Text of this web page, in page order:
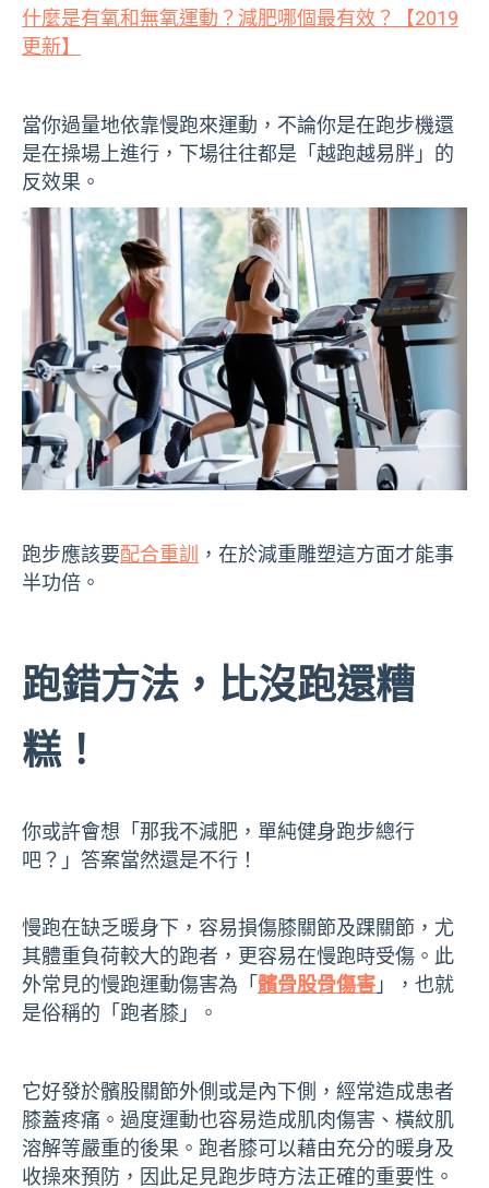
什麼是有氧和無氧運動？減肥哪個最有效？【2019
更新】
當你過量地依靠慢跑來運動，不論你是在跑步機還
是在操場上進行，下場往往都是「越跑越易胖」的
反效果。
跑步應該要配合重訓 ，在於減重雕塑這方面才能事
半功倍。
跑錯方法，比沒跑還糟
糕！
你或許會想「那我不減肥，單純健身跑步總行
吧？」答案當然還是不行！
慢跑在缺乏暖身下，容易損傷膝關節及踝關節，尤
其體重負荷較大的跑者，更容易在慢跑時受傷。此
外常見的慢跑運動傷害為「 髕骨股骨傷害 」，也就
是俗稱的「跑者膝」。
它好發於髕股關節外側或是內下側，經常造成患者
膝蓋疼痛。過度運動也容易造成肌肉傷害、橫紋肌
溶解等嚴重的後果。跑者膝可以藉由充分的暖身及
收操來預防，因此足見跑步時方法正確的重要性。